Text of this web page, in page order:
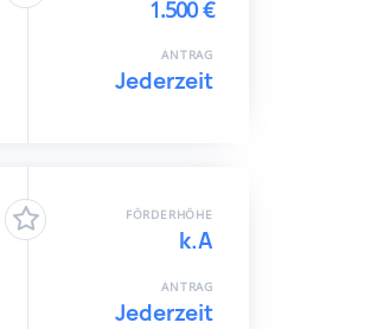
1.500 €
ANTRAG
Jederzeit
FÖRDERHÖHE
k.A
ANTRAG
Jederzeit